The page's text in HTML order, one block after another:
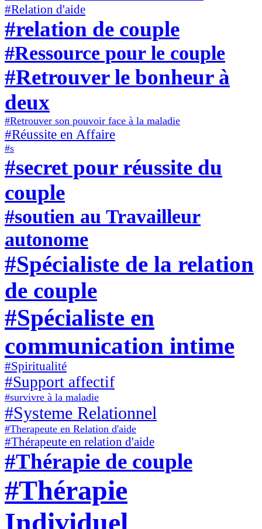
#Relation d'aide
#relation de couple
#Ressource pour le couple
#Retrouver le bonheur à
deux
#Retrouver son pouvoir face à la maladie
#Réussite en Affaire
#s
#secret pour réussite du
couple
#soutien au Travailleur
autonome
#Spécialiste de la relation
de couple
#Spécialiste en
communication intime
#Spiritualité
#Support affectif
#survivre à la maladie
#Systeme Relationnel
#Therapeute en Relation d'aide
#Thérapeute en relation d'aide
#Thérapie de couple
#Thérapie
Individuel